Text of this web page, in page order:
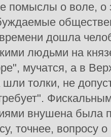
помыслы о воле, о
дошла
людьми на
мучатся, а в
толки, не
внушена была
точнее, вопросу